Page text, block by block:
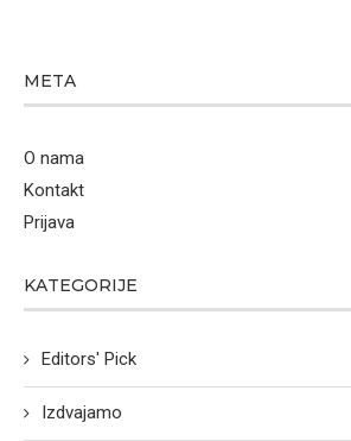
META
O nama
Kontakt
Prijava
KATEGORIJE
Editors' Pick
Izdvajamo